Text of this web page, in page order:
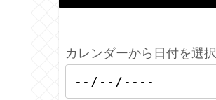
カレンダーから日付を選択